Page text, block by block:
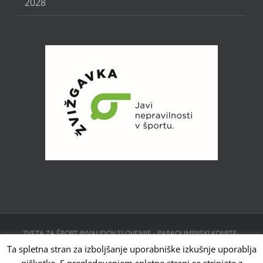
ZVEZA ZA ŠPORT INVALIDOV SLOVENIJE - PARAOLIMPIJSKI KOMITE ,
CESTA 24. JUNIJA 23, 1231 LJUBLJANA, SLOVENIJA | Powered by
WordPress
Ta spletna stran za izboljšanje uporabniške izkušnje uporablja